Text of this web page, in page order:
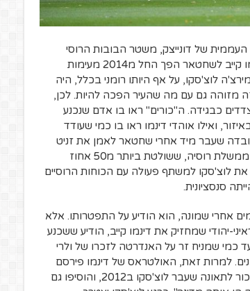
של דונייצק, משטר הבובות הרוסי
שהוקם במחוז בו שוכנת העיר. לכן, העימות בין דינמו קייב לשחטאר הפך החל מ2014 מעימות
לוצ'סקו, על אף היותו רומני בכלל, היה
מזוהה גם עם מה שהעיר הפכה להיות. לכן,
כבגידה. ה"כורים" ראו בו אדם שנכנע
ואילו אוהדי דינמו ראו בו כמי שעודד
שעבר מיד אחרי שחטאר לאמן את זניט
סנקט פטרסבורג (קבוצה שלמעשה מוחזקת על ידי ממשלת רוסיה, ששולטת ביותר מ50 אחוז
לוצ'סקו למשתף פעולה עם הכוחות הרוסיים
סנסציונית.
אחרי שמונה, הוא הודיע על התפטרותו. אלא
יהודי שמחזיק את דינמו קייב, הודיע ששכנע
כמי שמניח זר על האנדרטה לזכרו של ולרי
למרות זאת, האולטראס של דינמו פירסם
בפייסבוק תמונה של רכבת חשמלית בבוקרשט, אזכור לתאונה שעבר לוצ'סקו ב2012, והוסיפו גם